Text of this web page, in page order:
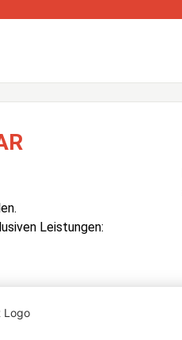
Leistungen: